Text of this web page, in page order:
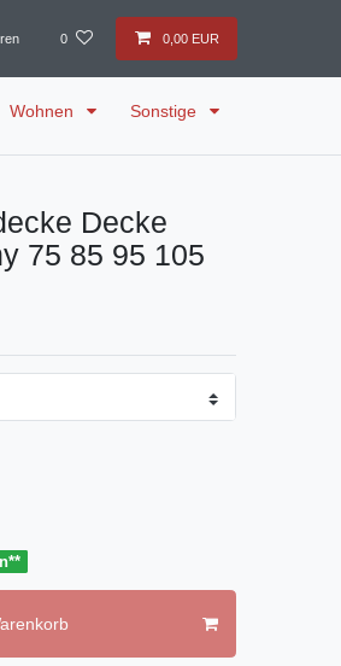
0 0,00 EUR
Wohnen Sonstige
Decke
75 85 95 105